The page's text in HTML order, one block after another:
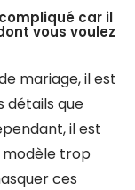
car il
vous voulez
mariage, il est
détails que
il est
trop
ces